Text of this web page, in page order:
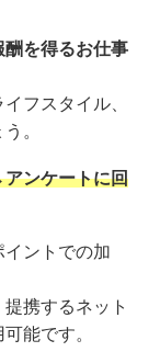
を得るお仕事
フスタイル、
。
ンケートに回
ントでの加
携するネット
能です。